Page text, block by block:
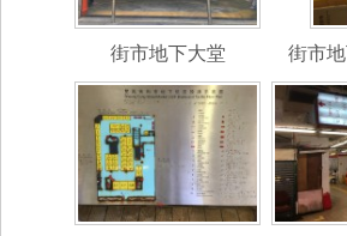
街市地下大堂 街市